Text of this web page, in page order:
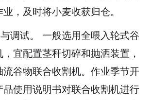
，及时将小麦收获归仓。
调试。 一般选用全喂入轮式谷
宜配置茎秆切碎和抛洒装置，
流谷物联合收割机。作业季节开
品使用说明书对联合收割机进行